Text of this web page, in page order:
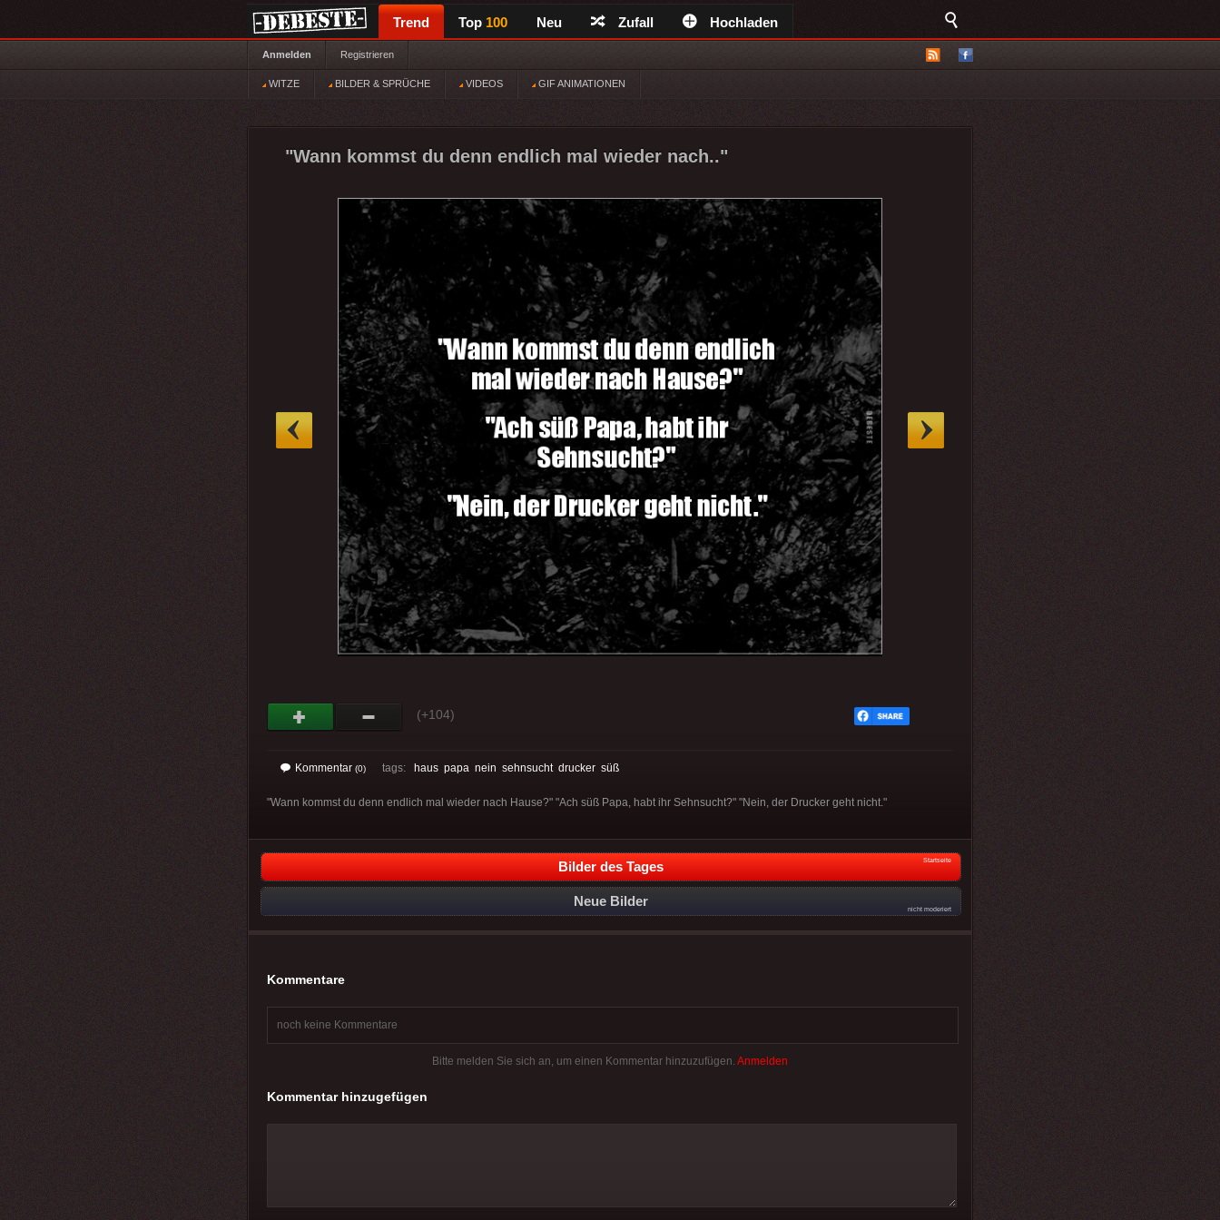
Trend Top 100 Neu Zufall Hochladen
Anmelden Registrieren
WITZE BILDER & SPRÜCHE VIDEOS GIF ANIMATIONEN
"Wann kommst du denn endlich mal wieder nach.."
(+104)
Kommentar (0) tags: haus papa nein sehnsucht drucker süß
"Wann kommst du denn endlich mal wieder nach Hause?" "Ach süß Papa, habt ihr Sehnsucht?" "Nein, der Drucker geht nicht."
Bilder des Tages Startseite
Neue Bilder
nicht moderiert
Kommentare
noch keine Kommentare
Bitte melden Sie sich an, um einen Kommentar hinzuzufügen. Anmelden
Kommentar hinzugefügen